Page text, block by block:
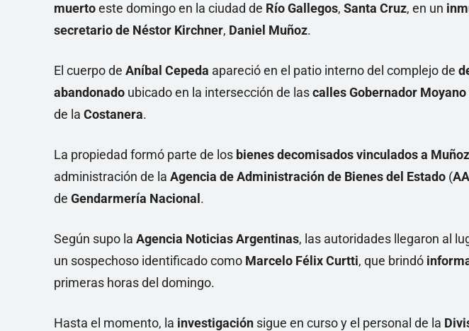
muertoeste domingo en la ciudad de Río Gallegos, Santa Cruz, en un
secretario de Néstor Kirchner, Daniel Muñoz.
El cuerpo de Aníbal Cepeda apareció en el patio interno del complejo de
abandonado ubicado en la intersección de lascalles Gobernador Moyano
de la Costanera.
La propiedad formó parte de los bienes decomisados vinculados a Muñoz
administración de la Agencia de Administración de Bienes del Estado (
de Gendarmería Nacional .
Según supo la Agencia Noticias Argentinas, las autoridades llegaron al
un sospechoso identificado como Marcelo Félix Curtti, que brindó
primeras horas del domingo.
Hasta el momento, la investigación sigue en curso y el personal de la